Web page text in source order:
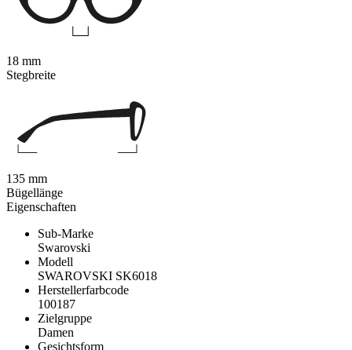
Eigenschaften
Sub-Marke
Swarovski
Modell
SWAROVSKI SK6018
Herstellerfarbcode
100187
Zielgruppe
Damen
Gesichtsform
18 mm
Stegbreite
135 mm
Bügellänge